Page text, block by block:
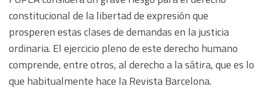
constitucional de la libertad de expresión que
prosperen estas clases de demandas en la justicia
ordinaria. El ejercicio pleno de este derecho humano
comprende, entre otros, al derecho a la sátira, que es lo
que habitualmente hace la Revista Barcelona.